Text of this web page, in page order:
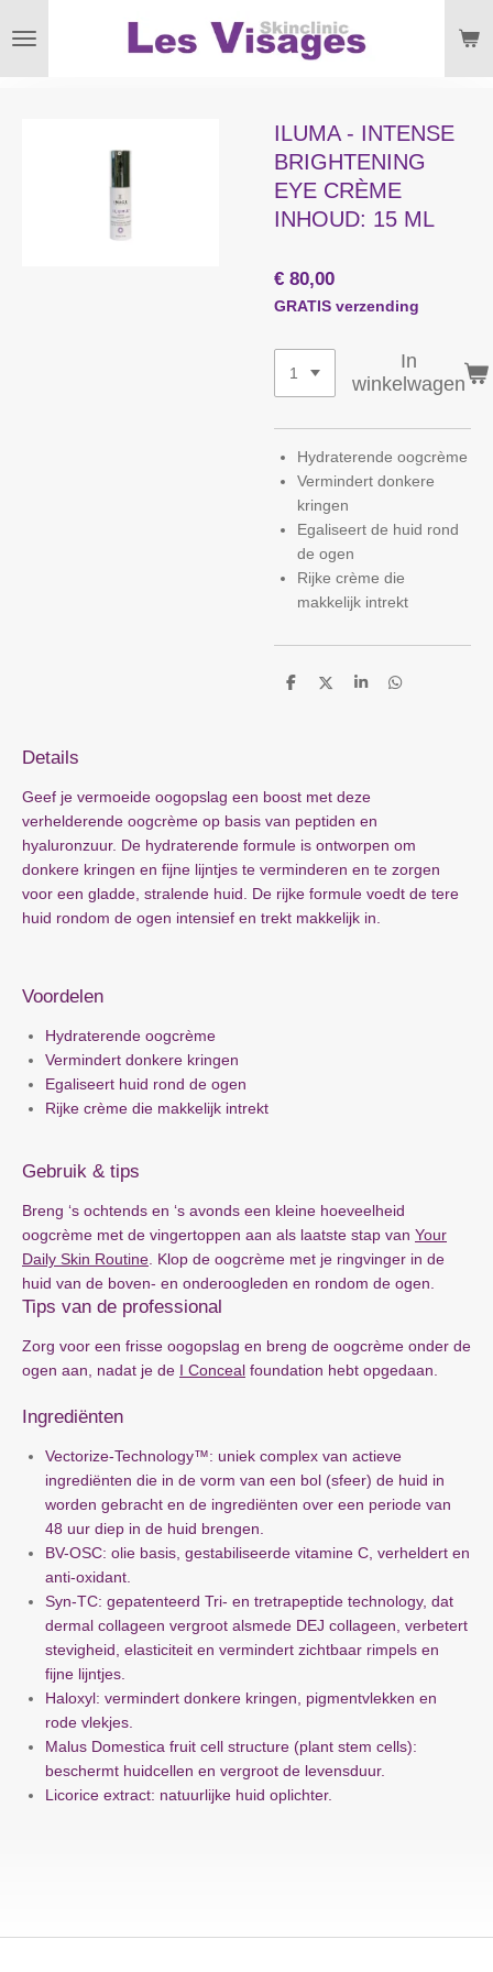
direct
ILUMA - INTENSE
BRIGHTENING
EYE CRÈME
INHOUD: 15 ML
€ 80,00
GRATIS verzending
In
winkelwagen
Hydraterende oogcrème
Vermindert donkere
kringen
Egaliseert de huid rond
de ogen
Rijke crème die
makkelijk intrekt
D
D
S
D
Details
Geef je vermoeide oogopslag een boost met deze
verhelderende oogcrème op basis van peptiden en
hyaluronzuur. De hydraterende formule is ontworpen om
donkere kringen en fijne lijntjes te verminderen en te zorgen
voor een gladde, stralende huid. De rijke formule voedt de tere
huid rondom de ogen intensief en trekt makkelijk in.
Voordelen
Hydraterende oogcrème
Vermindert donkere kringen
Egaliseert huid rond de ogen
Rijke crème die makkelijk intrekt
Gebruik & tips
Breng ‘s ochtends en ‘s avonds een kleine hoeveelheid
oogcrème met de vingertoppen aan als laatste stap van Your
Daily Skin Routine . Klop de oogcrème met je ringvinger in de
huid van de boven- en onderoogleden en rondom de ogen.
Tips van de professional
Zorg voor een frisse oogopslag en breng de oogcrème onder de
ogen aan, nadat je de I Conceal foundation hebt opgedaan.
Ingrediënten
Vectorize-Technology™: uniek complex van actieve
ingrediënten die in de vorm van een bol (sfeer) de huid in
worden gebracht en de ingrediënten over een periode van
48 uur diep in de huid brengen.
BV-OSC: olie basis, gestabiliseerde vitamine C, verheldert en
anti-oxidant.
Syn-TC: gepatenteerd Tri- en tretrapeptide technology, dat
dermal collageen vergroot alsmede DEJ collageen, verbetert
stevigheid, elasticiteit en vermindert zichtbaar rimpels en
fijne lijntjes.
Haloxyl: vermindert donkere kringen, pigmentvlekken en
rode vlekjes.
Malus Domestica fruit cell structure (plant stem cells):
beschermt huidcellen en vergroot de levensduur.
Licorice extract: natuurlijke huid oplichter.